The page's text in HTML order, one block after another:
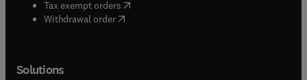
Tax exempt orders( opens in new tab/window
Withdrawal order
Solutions